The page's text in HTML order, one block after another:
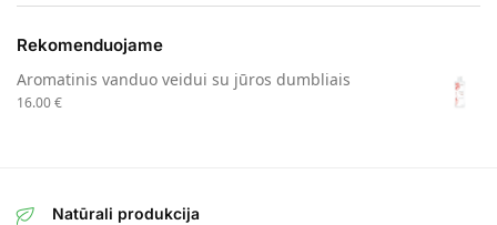
Rekomenduojame
Aromatinis vanduo veidui su jūros dumbliais
16.00€
Natūrali produkcija